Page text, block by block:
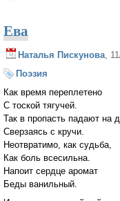
Ева
Наталья Пискунова,
Поэзия
Как время переплетено
С тоской тягучей.
Так в пропасть падают на
Сверзаясь с кручи.
Неотвратимо, как судьба,
Как боль всесильна.
Напоит сердце аромат
Беды ванильный.